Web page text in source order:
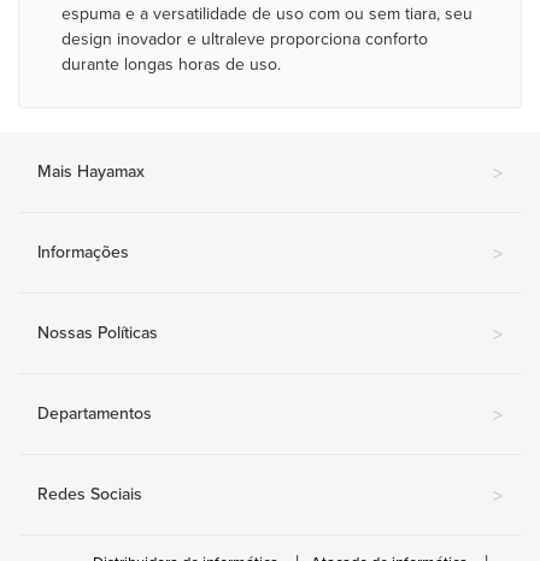
espuma e a versatilidade de uso com ou sem tiara, seu
design inovador e ultraleve proporciona conforto
durante longas horas de uso.
Mais Hayamax >
Informações >
Nossas Políticas >
Departamentos >
Redes Sociais >